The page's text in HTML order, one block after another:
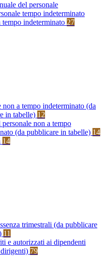
del personale
tempo indeterminato
tempo indeterminato 27
non a tempo indeterminato (da
in tabelle) 12
non a tempo
(da pubblicare in tabelle) 14
14
trimestrali (da pubblicare
11
e autorizzati ai dipendenti
79